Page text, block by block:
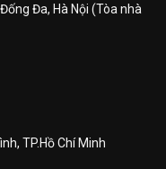
Đa, Hà Nội (Tòa nhà
TP.Hồ Chí Minh